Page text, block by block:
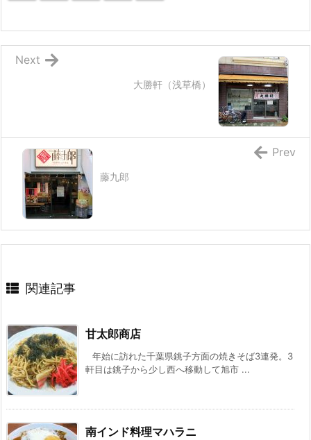
大勝軒（浅草橋）
Next
藤九郎
Prev
関連記事
甘太郎商店
年始に訪れた千葉県銚子方面の焼きそば3連発。3
軒目は銚子から少し西へ移動して旭市 ...
南インド料理マハラニ